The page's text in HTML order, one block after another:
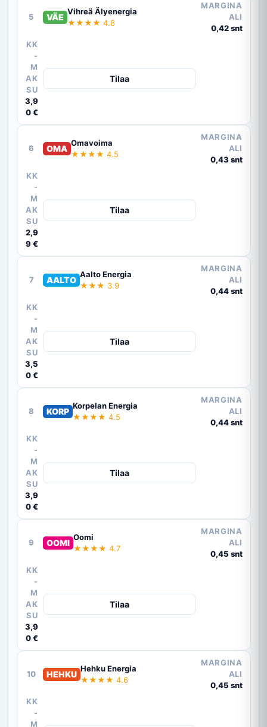
5 VÄE
Vihreä Älyenergia
★★★★ 4.8
MARGINA
ALI
0,42 snt
KK
-
M
AK
SU
3,9
0 €
Tilaa
6 OMA
Omavoima
★★★★ 4.5
MARGINA
ALI
0,43 snt
KK
-
M
AK
SU
2,9
9 €
Tilaa
7 AALTO
Aalto Energia
★★★ 3.9
MARGINA
ALI
0,44 snt
KK
-
M
AK
SU
3,5
0 €
Tilaa
8 KORP
Korpelan Energia
★★★★ 4.5
MARGINA
ALI
0,44 snt
KK
-
M
AK
SU
3,9
0 €
Tilaa
9 OOMI
Oomi
★★★★ 4.7
MARGINA
ALI
0,45 snt
KK
-
M
AK
SU
3,9
0 €
Tilaa
10 HEHKU
Hehku Energia
★★★★ 4.6
MARGINA
ALI
0,45 snt
KK
-
M